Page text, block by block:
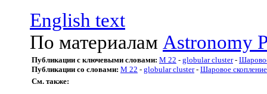
English text
По материалам Astronomy
Публикации с ключевыми словами: M 22 - globular cluster-
Публикации со словами: M 22 - globular cluster- Шаровое скопление
См. также: